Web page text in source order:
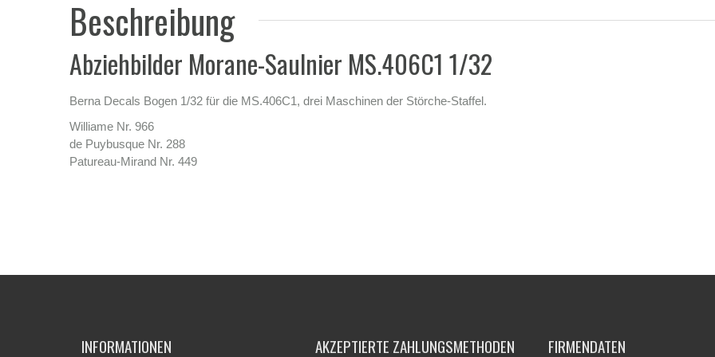
Beschreibung
Abziehbilder Morane-Saulnier MS.406C1 1/32
Berna Decals Bogen 1/32 für die MS.406C1, drei Maschinen der Störche-Staffel.
Williame Nr. 966
de Puybusque Nr. 288
Patureau-Mirand Nr. 449
INFORMATIONEN AKZEPTIERTE ZAHLUNGSMETHODEN FIRMENDATEN